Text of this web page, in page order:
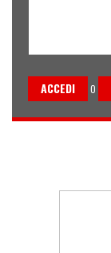
ACCEDI o